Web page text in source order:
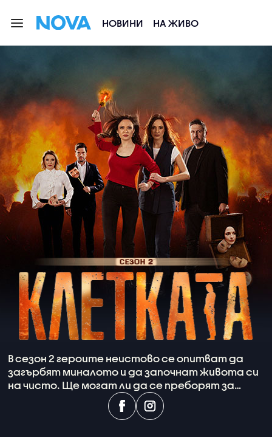
НОВИНИ НА ЖИВО
В сезон 2 героите неистово се опитват да
загърбят миналото и да започнат живота си
на чисто. Ще могат ли да се преборят за
втория шанс, въпреки тежките изпитания?